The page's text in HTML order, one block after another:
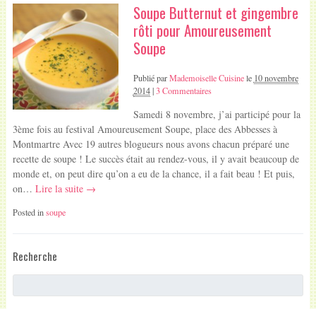
Soupe Butternut et gingembre
rôti pour Amoureusement
Soupe
Publié parMademoiselle Cuisinele 10 novembre
2014|3 Commentaires
Samedi 8 novembre, j’ai participé pour la
3ème fois au festival Amoureusement Soupe, place des Abbesses à
Montmartre Avec 19 autres blogueurs nous avons chacun préparé une
recette de soupe ! Le succès était au rendez-vous, il y avait beaucoup de
monde et, on peut dire qu’on a eu de la chance, il a fait beau ! Et puis,
on… Lire la suite →
Posted insoupe
Recherche